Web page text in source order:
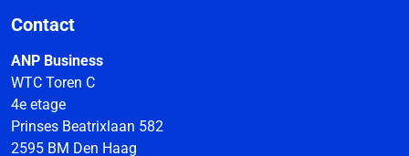
Contact
ANP Business
WTC Toren C
4e etage
Prinses Beatrixlaan 582
2595 BM Den Haag